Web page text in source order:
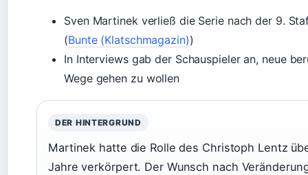
Sven Martinek verließ die Serie nach der 9.
(Bunte (Klatschmagazin))
In Interviews gab der Schauspieler an, neue
Wege gehen zu wollen
DER HINTERGRUND
Martinek hatte die Rolle des Christoph Lentz
Jahre verkörpert. Der Wunsch nach